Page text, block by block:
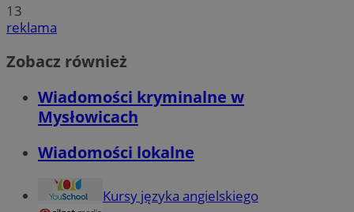
13
reklama
Zobacz również
Wiadomości kryminalne w
Mysłowicach
Wiadomości lokalne
Kursy języka angielskiego